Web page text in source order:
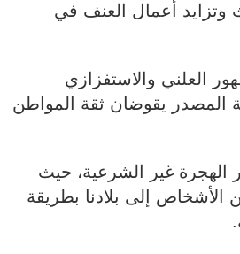
وتزايد أعمال العنف في
العلني والاستفزازي
المصدر يقوضان ثقة المواطن
غير الشرعية، حيث
الأشخاص إلى بلادنا بطريقة